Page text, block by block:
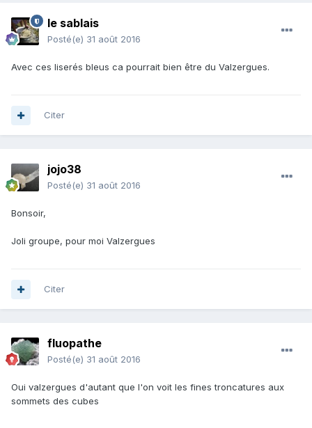
le sablais
Posté(e) 31 août 2016
Avec ces liserés bleus ca pourrait bien être du Valzergues.
Citer
jojo38
Posté(e) 31 août 2016
Bonsoir,
Joli groupe, pour moi Valzergues
Citer
fluopathe
Posté(e) 31 août 2016
Oui valzergues d'autant que l'on voit les fines troncatures aux
sommets des cubes